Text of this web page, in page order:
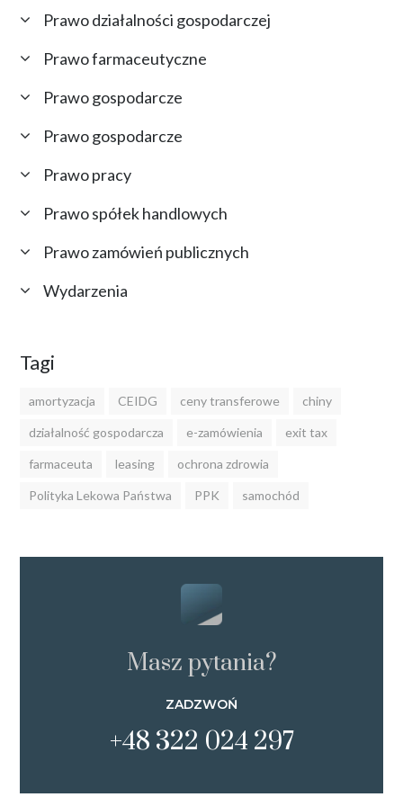
Prawo działalności gospodarczej
Prawo farmaceutyczne
Prawo gospodarcze
Prawo gospodarcze
Prawo pracy
Prawo spółek handlowych
Prawo zamówień publicznych
Wydarzenia
Tagi
amortyzacja CEIDG ceny transferowe chiny
działalność gospodarcza e-zamówienia exit tax
farmaceuta leasing ochrona zdrowia
Polityka Lekowa Państwa PPK samochód
Masz pytania?
ZADZWOŃ
+48 322 024 297